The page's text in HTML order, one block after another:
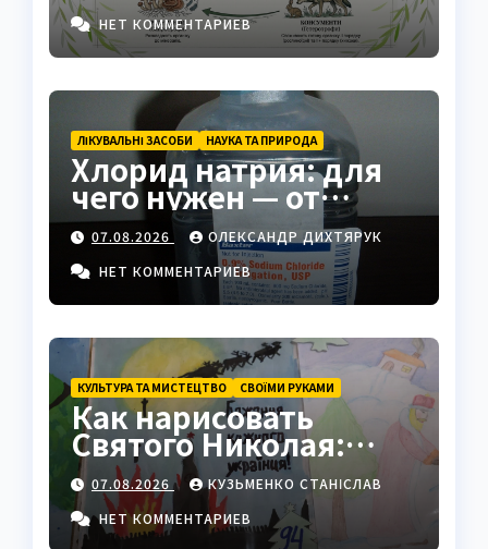
НЕТ КОММЕНТАРИЕВ
ЛІКУВАЛЬНІ ЗАСОБИ НАУКА ТА ПРИРОДА
Хлорид натрия: для
чего нужен — от
физраствора до
промышленности
07.08.2026
ОЛЕКСАНДР ДИХТЯРУК
НЕТ КОММЕНТАРИЕВ
КУЛЬТУРА ТА МИСТЕЦТВО СВОЇМИ РУКАМИ
Как нарисовать
Святого Николая:
полный пошаговый
гайд с секретами
мастеров
07.08.2026
КУЗЬМЕНКО СТАНІСЛАВ
НЕТ КОММЕНТАРИЕВ